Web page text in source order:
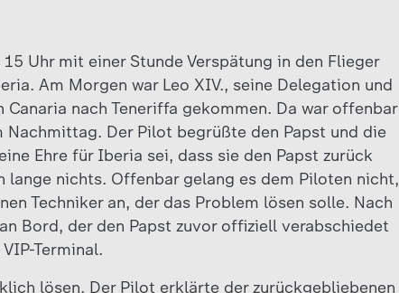
Uhr mit einer Stunde Verspätung in den Flieger
Am Morgen war Leo XIV., seine Delegation und
nach Teneriffa gekommen. Da war offenbar
Nachmittag. Der Pilot begrüßte den Papst und die
Ehre für Iberia sei, dass sie den Papst zurück
lange nichts. Offenbar gelang es dem Piloten nicht,
Techniker an, der das Problem lösen solle. Nach
Bord, der den Papst zuvor offiziell verabschiedet
Terminal.
lösen. Der Pilot erklärte der zurückgebliebenen